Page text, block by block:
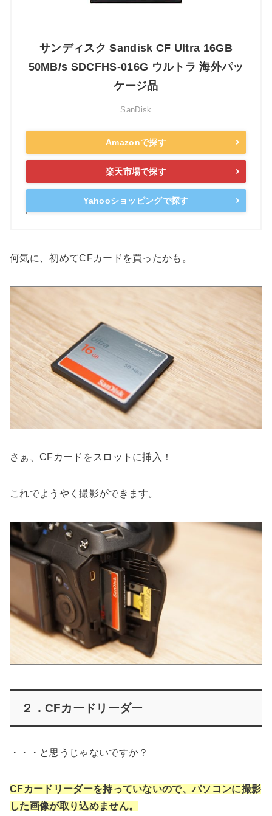
サンディスク Sandisk CF Ultra 16GB
50MB/s SDCFHS-016G ウルトラ 海外パッ
ケージ品
SanDisk
Amazonで探す
楽天市場で探す
Yahooショッピングで探す
何気に、初めてCFカードを買ったかも。
さぁ、CFカードをスロットに挿入！
これでようやく撮影ができます。
２．CFカードリーダー
・・・と思うじゃないですか？
CFカードリーダーを持っていないので、パソコンに撮影
した画像が取り込めません。